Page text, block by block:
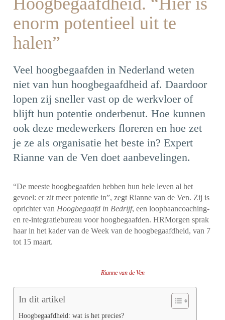
enorm potentieel uit te
halen”
Veel hoogbegaafden in Nederland weten
niet van hun hoogbegaafdheid af. Daardoor
lopen zij sneller vast op de werkvloer of
blijft hun potentie onderbenut. Hoe kunnen
ook deze medewerkers floreren en hoe zet
je ze als organisatie het beste in? Expert
Rianne van de Ven doet aanbevelingen.
“De meeste hoogbegaafden hebben hun hele leven al het
gevoel: er zit meer potentie in”, zegt Rianne van de Ven. Zij is
oprichter van Hoogbegaafd in Bedrijf, een loopbaancoaching-
en re-integratiebureau voor hoogbegaafden. HRMorgen sprak
haar in het kader vande Week van de hoogbegaafdheid, van 7
tot 15 maart.
Rianne van de Ven
In dit artikel
Hoogbegaafdheid: wat is het precies?